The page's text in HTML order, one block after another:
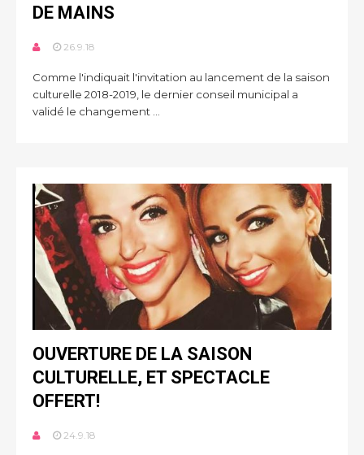
DE MAINS
26.9.18
Comme l'indiquait l'invitation au lancement de la saison
culturelle 2018-2019, le dernier conseil municipal a
validé le changement ...
OUVERTURE DE LA SAISON
CULTURELLE, ET SPECTACLE
OFFERT!
24.9.18